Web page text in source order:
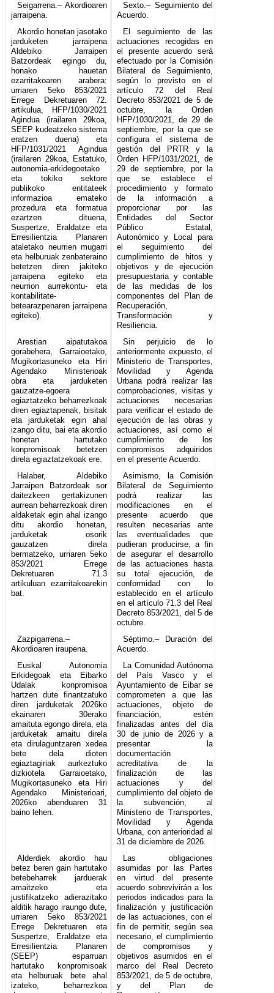
Seigarrena.– Akordioaren
jarraipena.
Sexto.– Seguimiento del
Acuerdo.
Akordio honetan jasotako
jarduketen jarraipena
Aldebiko Jarraipen
Batzordeak egingo du,
honako hauetan
ezarritakoaren arabera:
urriaren 5eko 853/2021
Errege Dekretuaren 72.
artikulua, HFP/1030/2021
Agindua (irailaren 29koa,
SEEP kudeatzeko sistema
eratzen duena) eta
HFP/1031/2021 Agindua
(irailaren 29koa, Estatuko,
autonomia-erkidegoetako
eta tokiko sektore
publikoko entitateek
informazioa emateko
prozedura eta formatua
ezartzen dituena,
Suspertze, Eraldatze eta
Erresilientzia Planaren
ataletako neurrien mugarri
eta helburuak zenbateraino
betetzen diren jakiteko
jarraipena egiteko eta
neurrion aurrekontu- eta
kontabilitate-
betearazpenaren jarraipena
egiteko).
El seguimiento de las
actuaciones recogidas en
el presente acuerdo será
efectuado por la Comisión
Bilateral de Seguimiento,
según lo previsto en el
artículo 72 del Real
Decreto 853/2021 de 5 de
octubre, la Orden
HFP/1030/2021, de 29 de
septiembre, por la que se
configura el sistema de
gestión del PRTR y la
Orden HFP/1031/2021, de
29 de septiembre, por la
que se establece el
procedimiento y formato
de la información a
proporcionar por las
Entidades del Sector
Público Estatal,
Autonómico y Local para
el seguimiento del
cumplimiento de hitos y
objetivos y de ejecución
presupuestaria y contable
de las medidas de los
componentes del Plan de
Recuperación,
Transformación y
Resiliencia.
Arestian aipatutakoa
gorabehera, Garraioetako,
Mugikortasuneko eta Hiri
Agendako Ministerioak
obra eta jarduketen
gauzatze-egoera
egiaztatzeko beharrezkoak
diren egiaztapenak, bisitak
eta jarduketak egin ahal
izango ditu, bai eta akordio
honetan hartutako
konpromisoak betetzen
direla egiaztatzekoak ere.
Sin perjuicio de lo
anteriormente expuesto, el
Ministerio de Transportes,
Movilidad y Agenda
Urbana podrá realizar las
comprobaciones, visitas y
actuaciones necesarias
para verificar el estado de
ejecución de las obras y
actuaciones, así como el
cumplimiento de los
compromisos adquiridos
en el presente Acuerdo.
Halaber, Aldebiko
Jarraipen Batzordeak sor
daitezkeen gertakizunen
aurrean beharrezkoak diren
aldaketak egin ahal izango
ditu akordio honetan,
jarduketak osorik
gauzatzen direla
bermatzeko, urriaren 5eko
853/2021 Errege
Dekretuaren 71.3
artikuluan ezarritakoarekin
bat.
Asimismo, la Comisión
Bilateral de Seguimiento
podrá realizar las
modificaciones en el
presente acuerdo que
resulten necesarias ante
las eventualidades que
pudieran producirse, a fin
de asegurar el desarrollo
de las actuaciones hasta
su total ejecución, de
conformidad con lo
establecido en el artículo
en el artículo 71.3 del Real
Decreto 853/2021, del 5 de
octubre.
Zazpigarrena.–
Akordioaren iraupena.
Séptimo.– Duración del
Acuerdo.
Euskal Autonomia
Erkidegoak eta Eibarko
Udalak konpromisoa
hartzen dute finantzatuko
diren jarduketak 2026ko
ekainaren 30erako
amaituta egongo direla, eta
jarduketak amaitu direla
eta dirulaguntzaren xedea
bete dela dioten
egiaztagiriak aurkeztuko
dizkiotela Garraioetako,
Mugikortasuneko eta Hiri
Agendako Ministerioari,
2026ko abenduaren 31
baino lehen.
La Comunidad Autónoma
del País Vasco y el
Ayuntamiento de Eibar se
comprometen a que las
actuaciones, objeto de
financiación, estén
finalizadas antes del día
30 de junio de 2026 y a
presentar la
documentación
acreditativa de la
finalización de las
actuaciones y del
cumplimiento del objeto de
la subvención, al
Ministerio de Transportes,
Movilidad y Agenda
Urbana, con anterioridad al
31 de diciembre de 2026.
Alderdiek akordio hau
betez beren gain hartutako
betebeharrek jarduerak
amaitzeko eta
justifikatzeko adierazitako
alditik harago iraungo dute,
urriaren 5eko 853/2021
Errege Dekretuaren eta
Suspertze, Eraldatze eta
Erresilientzia Planaren
(SEEP) esparruan
hartutako konpromisoak
eta helburuak bete ahal
izateko, beharrezkoa
Las obligaciones
asumidas por las Partes
en virtud del presente
acuerdo sobrevivirán a los
periodos indicados para la
finalización y justificación
de las actuaciones, con el
fin de permitir, según sea
necesario, el cumplimiento
de compromisos y
objetivos asumidos en el
marco del Real Decreto
853/2021, de 5 de octubre,
y del Plan de